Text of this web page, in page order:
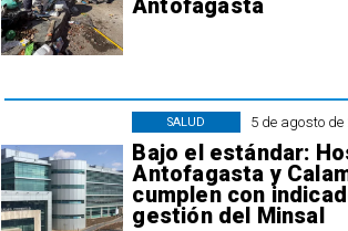
Antofagasta
5 de agosto de
Bajo el estándar:
Antofagasta y
cumplen con
gestión del Minsal
SALUD